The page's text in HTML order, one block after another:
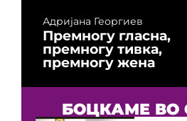
Адријана Георгиев
Премногу гласна,
премногу тивка,
премногу жена
БОЦКАМЕ ВО